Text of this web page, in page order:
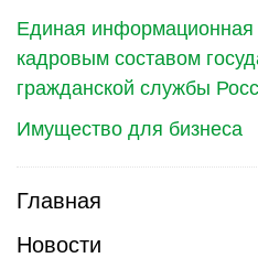
Единая информационная
кадровым составом
гражданской службы
Имущество для бизнеса
Главная
Новости